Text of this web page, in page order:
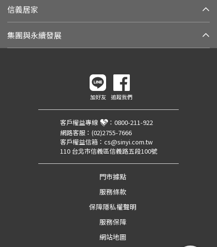
信義居家
集團與永續發展
加好友 追蹤我們
客戶權益專線 ： 0800-211-922
網路客服： (02)2755-7666
客戶權益信箱： cs@sinyi.com.tw
110 台北市信義區信義路五段100號
門市據點
服務條款
保障隱私權聲明
服務保障
網站地圖